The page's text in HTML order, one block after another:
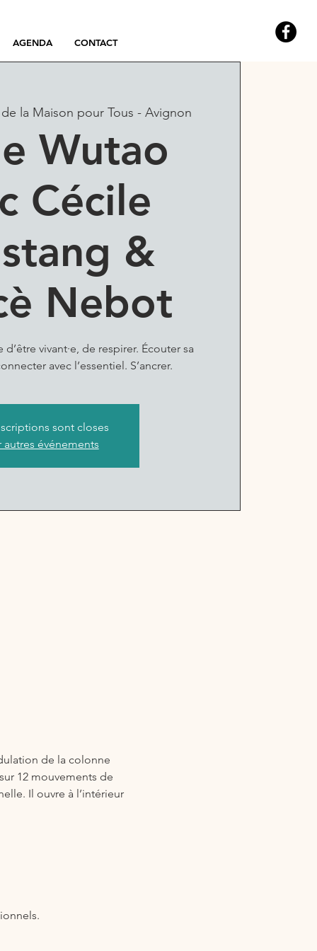
AGENDA CONTACT
la Maison pour Tous - Avignon
Wutao
Cécile
&
Nebot
vivant·e, de respirer. Écouter sa
avec l’essentiel. S’ancrer.
sont closes
autres événements
de la colonne
12 mouvements de
Il ouvre à l’intérieur